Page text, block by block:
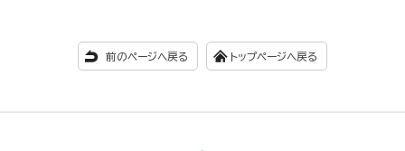
前のページへ戻る トップページへ戻る